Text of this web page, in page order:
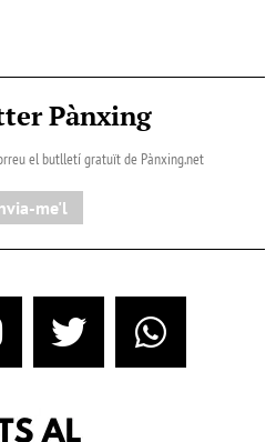
Pànxing
el butlletí gratuït de Pànxing.net​
me'l